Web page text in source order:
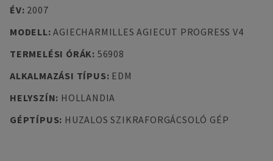
ÉV: 2007
MODELL:AGIECHARMILLES AGIECUT PROGRESS V4
TERMELÉSI ÓRÁK: 56908
ALKALMAZÁSI TÍPUS: EDM
HELYSZÍN: HOLLANDIA
GÉPTÍPUS: HUZALOS SZIKRAFORGÁCSOLÓ GÉP